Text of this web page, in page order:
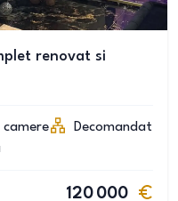
renovat si
camere
Decomandat
120 000